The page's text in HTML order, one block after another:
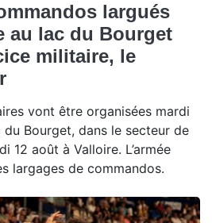
largués
au lac du Bourget
militaire, le
vont être organisées mardi
du Bourget, dans le secteur de
12 août à Valloire. L’armée
largages de commandos.